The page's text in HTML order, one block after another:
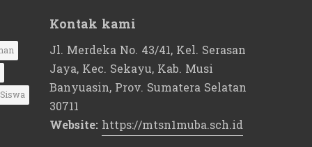
Siswa
Kontak kami
Jl. Merdeka No. 43/41, Kel. Serasan
Jaya, Kec. Sekayu, Kab. Musi
Banyuasin, Prov. Sumatera Selatan
30711
Website: https://mtsn1muba.sch.id